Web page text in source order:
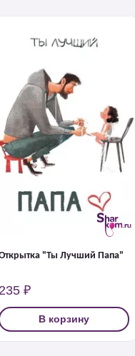
"Ты Лучший Папа"
235 ₽
В корзину